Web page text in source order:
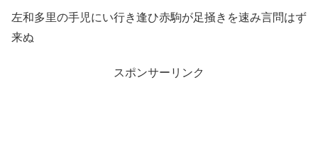
左和多里の手児にい行き逢ひ赤駒が足掻きを速み言問はず
来ぬ
スポンサーリンク